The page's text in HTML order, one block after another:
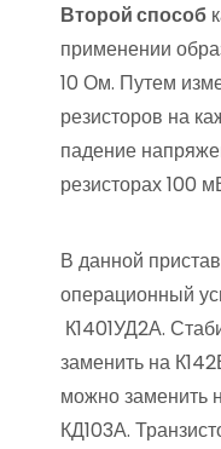
Второй способ
применении
10 Ом. Путем
резисторов на
падение
резисторах 100
В данной
операционный
К1401УД2А.
заменить на
можно заменить
КД103А.